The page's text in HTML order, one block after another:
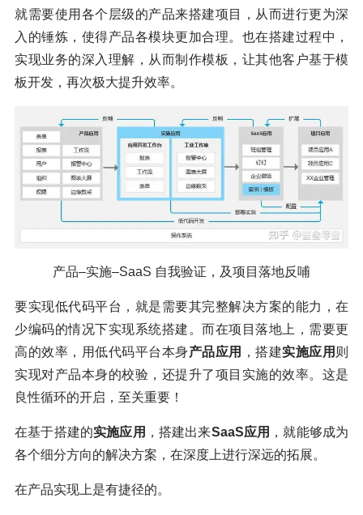
就需要使用各个层级的产品来搭建项目，从而进行更为深
入的锤炼，使得产品各模块更加合理。也在搭建过程中，
实现业务的深入理解，从而制作模板，让其他客户基于模
板开发，再次极大提升效率。
产品–实施–SaaS 自我验证，及项目落地反哺
要实现低代码平台，就是需要其完整解决方案的能力，在
少编码的情况下实现系统搭建。而在项目落地上，需要更
高的效率，用低代码平台本身产品应用 ，搭建实施应用 则
实现对产品本身的校验，还提升了项目实施的效率。这是
良性循环的开启，至关重要！
在基于搭建的实施应用 ，搭建出来SaaS应用 ，就能够成为
各个细分方向的解决方案，在深度上进行深远的拓展。
在产品实现上是有捷径的。